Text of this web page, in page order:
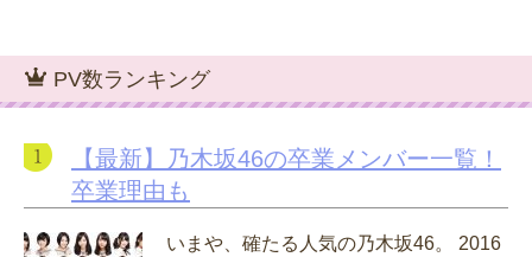
PV数ランキング
【最新】乃木坂46の卒業メンバー一覧！
卒業理由も
いまや、確たる人気の乃木坂46。 2016